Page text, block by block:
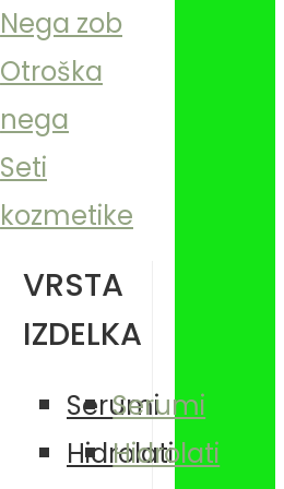
Nega zob
Otroška
nega
Seti
kozmetike
VRSTA
IZDELKA
Serumi
Hidrolati
Serumi
Hidrolati